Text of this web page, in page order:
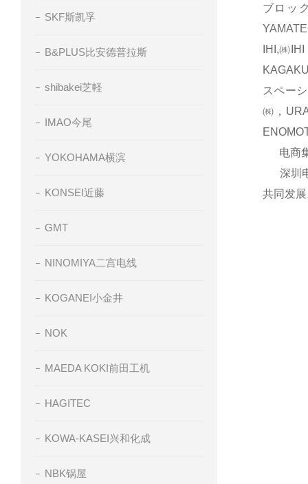
SKF斯凯孚
B&PLUS比安德普拉斯
shibakei芝軽
IMAO今尾
YOKOHAMA横滨
KONSEI近藤
GMT
NINOMIYA二宫电线
KOGANEI小金井
NOK
MAEDA KOKI前田工机
HAGITEC
KOWA-KASEI兴和化成
NBK锅屋
ブロッ
IHI,㈱
スペー
㈱，
电商集
深圳电
共同发